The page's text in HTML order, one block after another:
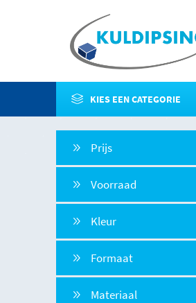
KIES EEN CATEGORIE
Prijs
Voorraad
Kleur
Formaat
Materiaal